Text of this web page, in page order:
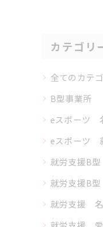
カテゴリ
全てのカテ
B型事業所
eスポーツ
eスポーツ
就労支援B型
就労支援B
就労支援